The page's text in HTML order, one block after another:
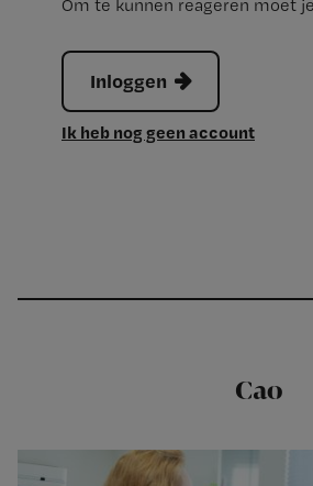
Om te kunnen reageren moet
Inloggen
Ik heb nog geen account
Cao